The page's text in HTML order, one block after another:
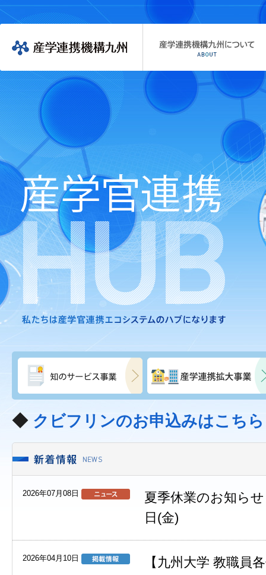
◆ クビフリンのお申込みはこちら
2026年07月08日
夏季休業のお知ら
日(金)
2026年04月10日
【九州大学 教職員